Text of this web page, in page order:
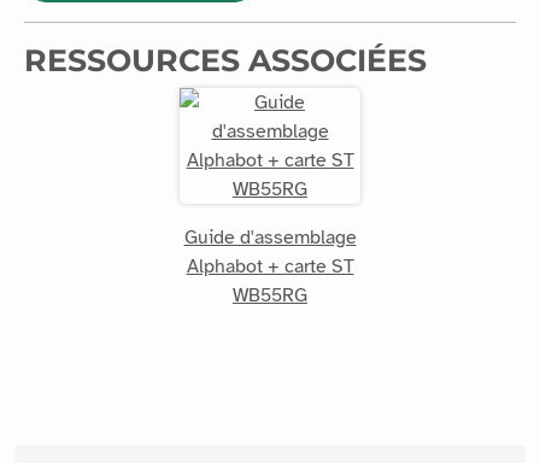
RESSOURCES ASSOCIÉES
Guide d'assemblage
Alphabot + carte ST
WB55RG